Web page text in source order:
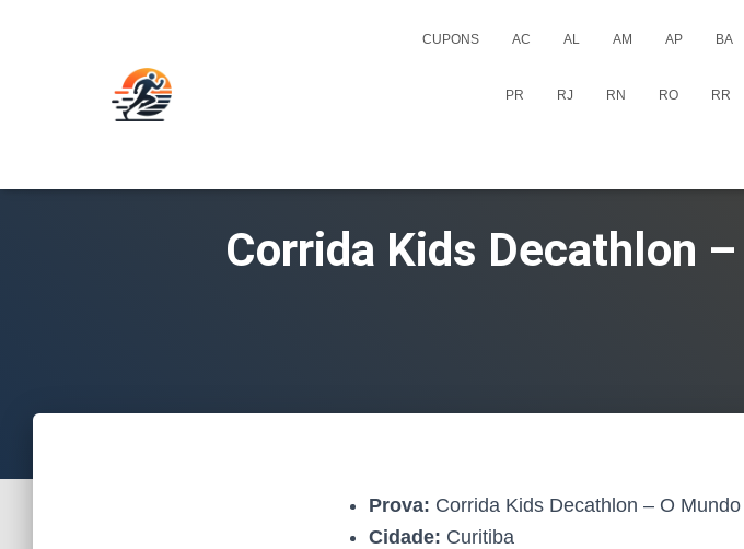
CUPONS AC AL AM AP BA
PR RJ RN RO RR
Corrida Kids Decathlon
Prova: Corrida Kids Decathlon – O
Cidade: Curitiba